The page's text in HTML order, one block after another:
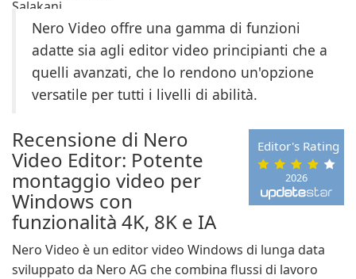
Nero Video offre una gamma di funzioni
adatte sia agli editor video principianti che a
quelli avanzati, che lo rendono un'opzione
versatile per tutti i livelli di abilità.
2026
Editor's Rating
Recensione di Nero
Video Editor: Potente
montaggio video per
Windows con
funzionalità 4K, 8K e IA
Nero Video è un editor video Windows di lunga data
sviluppato da Nero AG che combina flussi di lavoro